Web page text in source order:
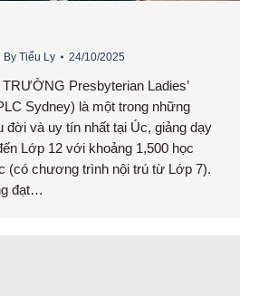
By Tiểu Ly 24/10/2025
Presbyterian Ladies’
Sydney) là một trong những
đời và uy tín nhất tại Úc, giảng dạy
Lớp 12 với khoảng 1,500 học
(có chương trình nội trú từ Lớp 7).
đạt…